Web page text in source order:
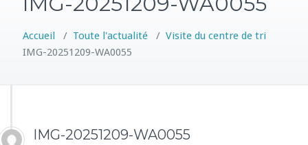
Accueil / Toute l'actualité / Visite du centre de tri
IMG-20251209-WA0055
IMG-20251209-WA0055